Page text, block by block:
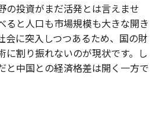
の投資がまだ活発とは言えませ
ると人口も市場規模も大きな開き
会に突入しつつあるため、国の財
に割り振れないのが現状です。し
と中国との経済格差は開く一方で